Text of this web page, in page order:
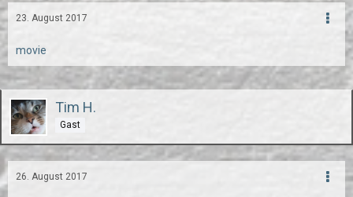
23. August 2017
movie
Tim H.
Gast
26. August 2017